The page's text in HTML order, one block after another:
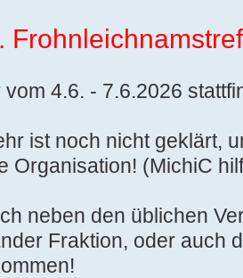
4.6. - 7.6.2026
ist noch nicht geklärt,
Organisation! (MichiC
neben den üblichen
Fraktion, oder auch